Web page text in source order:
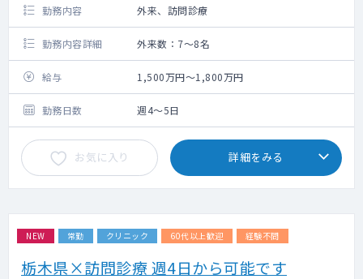
勤務内容 外来、訪問診療
勤務内容詳細 外来数：7～8名
給与 1,500万円～1,800万円
勤務日数 週4～5日
お気に入り 詳細をみる
NEW 常勤 クリニック 60代以上歓迎 経験不問
栃木県×訪問診療 週4日から可能です